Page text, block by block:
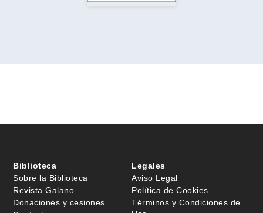
Biblioteca
Sobre la Biblioteca
Revista Galano
Donaciones y cesiones
Legales
Aviso Legal
Política de Cookies
Términos y Condiciones de